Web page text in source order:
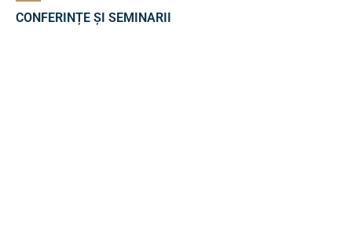
CONFERINȚE ȘI SEMINARII